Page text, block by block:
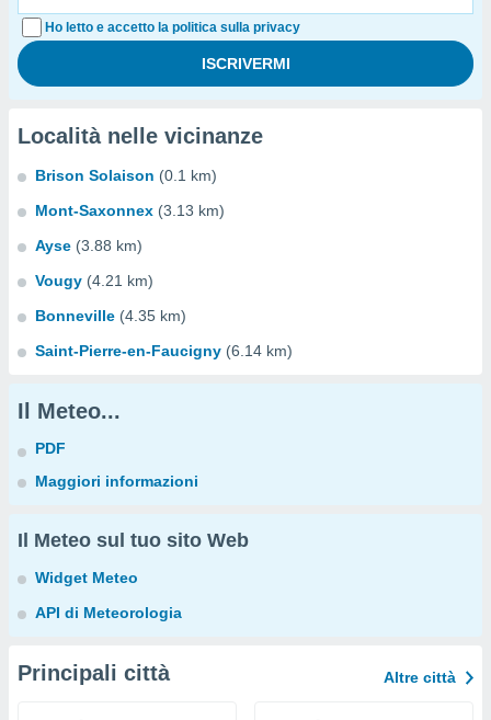
Ho letto e accetto la politica sulla privacy
Località nelle vicinanze
Brison Solaison (0.1 km)
Mont-Saxonnex (3.13 km)
Ayse (3.88 km)
Vougy (4.21 km)
Bonneville (4.35 km)
Saint-Pierre-en-Faucigny (6.14 km)
Il Meteo...
PDF
Maggiori informazioni
Il Meteo sul tuo sito Web
Widget Meteo
API di Meteorologia
Principali città Altre città